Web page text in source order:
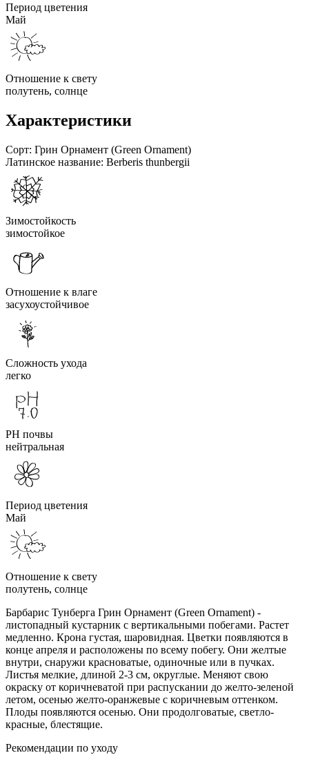
Период цветения
Май
Отношение к свету
полутень, солнце
Характеристики
Сорт: Грин Орнамент (Green Ornament)
Латинское название: Berberis thunbergii
Зимостойкость
зимостойкое
Отношение к влаге
засухоустойчивое
Сложность ухода
легко
PH почвы
нейтральная
Период цветения
Май
Отношение к свету
полутень, солнце
Барбарис Тунберга Грин Орнамент (Green Ornament) -
листопадный кустарник с вертикальными побегами. Растет
медленно. Крона густая, шаровидная. Цветки появляются в
конце апреля и расположены по всему побегу. Они желтые
внутри, снаружи красноватые, одиночные или в пучках.
Листья мелкие, длиной 2-3 см, округлые. Меняют свою
окраску от коричневатой при распускании до желто-зеленой
летом, осенью желто-оранжевые с коричневым оттенком.
Плоды появляются осенью. Они продолговатые, светло-
красные, блестящие.
Рекомендации по уходу